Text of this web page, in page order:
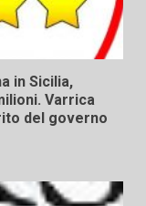
in Sicilia,
Varrica
del governo